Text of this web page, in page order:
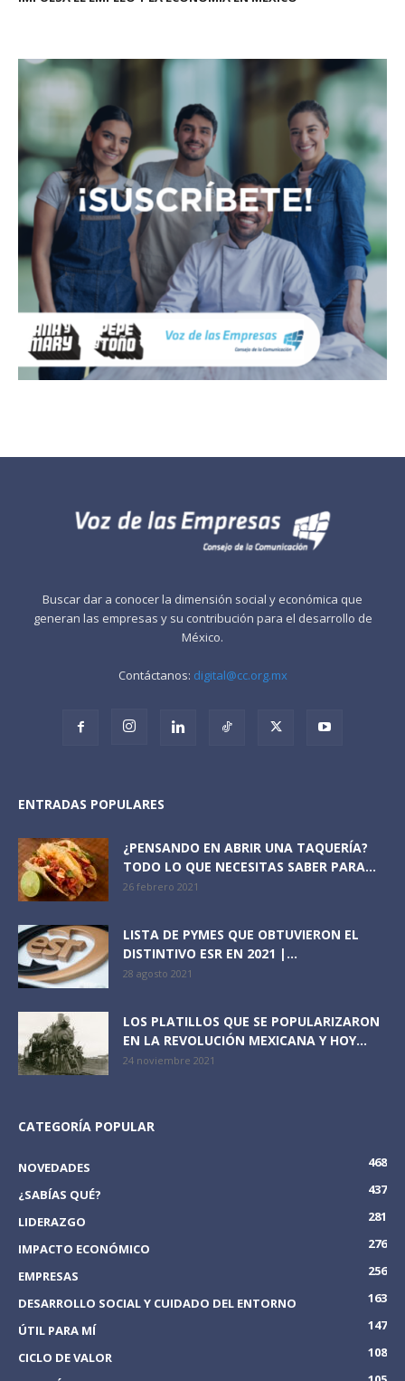
Buscar dar a conocer la dimensión social y económica que
generan las empresas y su contribución para el desarrollo de
México.
Contáctanos: digital@cc.org.mx
ENTRADAS POPULARES
¿PENSANDO EN ABRIR UNA TAQUERÍA?
TODO LO QUE NECESITAS SABER PARA...
26 febrero 2021
LISTA DE PYMES QUE OBTUVIERON EL
DISTINTIVO ESR EN 2021 |...
28 agosto 2021
LOS PLATILLOS QUE SE POPULARIZARON
EN LA REVOLUCIÓN MEXICANA Y HOY...
24 noviembre 2021
CATEGORÍA POPULAR
NOVEDADES
468
¿SABÍAS QUÉ?
437
LIDERAZGO
281
IMPACTO ECONÓMICO
276
EMPRESAS
256
DESARROLLO SOCIAL Y CUIDADO DEL ENTORNO
163
ÚTIL PARA MÍ
147
CICLO DE VALOR
108